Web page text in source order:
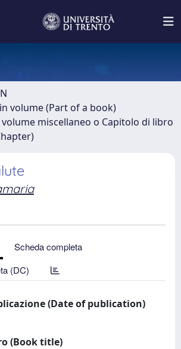
volume (Part of a book)
volume miscellaneo o Capitolo di libro
Scheda completa
(DC)
(Date of publication)
(Book title)